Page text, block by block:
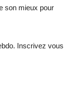
son mieux pour
Inscrivez vous